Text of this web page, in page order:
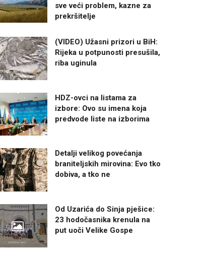
sve veći problem, kazne za
prekršitelje
(VIDEO) Užasni prizori u BiH:
Rijeka u potpunosti presušila,
riba uginula
HDZ-ovci na listama za
izbore: Ovo su imena koja
predvode liste na izborima
Detalji velikog povećanja
braniteljskih mirovina: Evo tko
dobiva, a tko ne
Od Uzarića do Sinja pješice:
23 hodočasnika krenula na
put uoči Velike Gospe